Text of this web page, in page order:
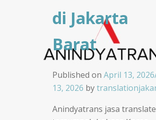
di Jakarta
Barat
Published on April 13, 2026
13, 2026 by
Anindyatrans jasa translate